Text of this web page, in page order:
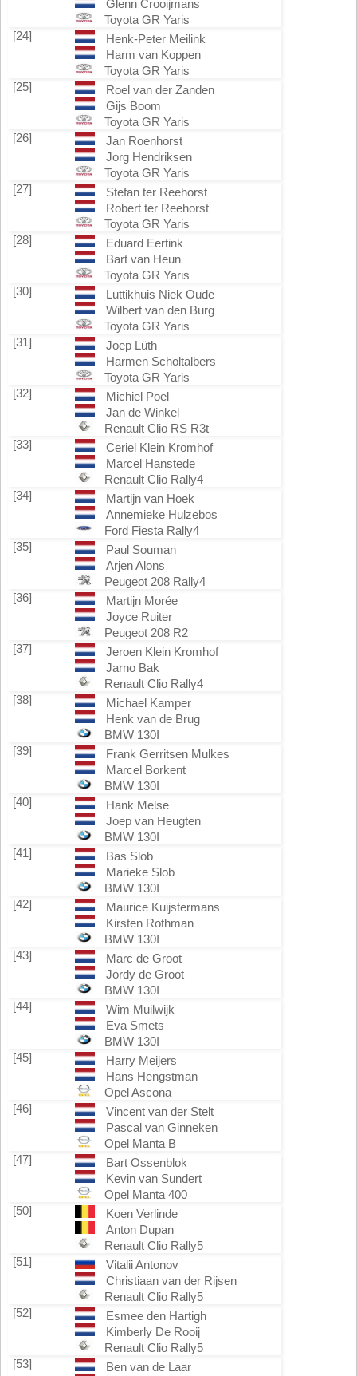
Glenn Crooijmans
Toyota GR Yaris
[24]
Henk-Peter Meilink
Harm van Koppen
Toyota GR Yaris
[25]
Roel van der Zanden
Gijs Boom
Toyota GR Yaris
[26]
Jan Roenhorst
Jorg Hendriksen
Toyota GR Yaris
[27]
Stefan ter Reehorst
Robert ter Reehorst
Toyota GR Yaris
[28]
Eduard Eertink
Bart van Heun
Toyota GR Yaris
[30]
Luttikhuis Niek Oude
Wilbert van den Burg
Toyota GR Yaris
[31]
Joep Lüth
Harmen Scholtalbers
Toyota GR Yaris
[32]
Michiel Poel
Jan de Winkel
Renault Clio RS R3t
[33]
Ceriel Klein Kromhof
Marcel Hanstede
Renault Clio Rally4
[34]
Martijn van Hoek
Annemieke Hulzebos
Ford Fiesta Rally4
[35]
Paul Souman
Arjen Alons
Peugeot 208 Rally4
[36]
Martijn Morée
Joyce Ruiter
Peugeot 208 R2
[37]
Jeroen Klein Kromhof
Jarno Bak
Renault Clio Rally4
[38]
Michael Kamper
Henk van de Brug
BMW 130I
[39]
Frank Gerritsen Mulkes
Marcel Borkent
BMW 130I
[40]
Hank Melse
Joep van Heugten
BMW 130I
[41]
Bas Slob
Marieke Slob
BMW 130I
[42]
Maurice Kuijstermans
Kirsten Rothman
BMW 130I
[43]
Marc de Groot
Jordy de Groot
BMW 130I
[44]
Wim Muilwijk
Eva Smets
BMW 130I
[45]
Harry Meijers
Hans Hengstman
Opel Ascona
[46]
Vincent van der Stelt
Pascal van Ginneken
Opel Manta B
[47]
Bart Ossenblok
Kevin van Sundert
Opel Manta 400
[50]
Koen Verlinde
Anton Dupan
Renault Clio Rally5
[51]
Vitalii Antonov
Christiaan van der Rijsen
Renault Clio Rally5
[52]
Esmee den Hartigh
Kimberly De Rooij
Renault Clio Rally5
[53]
Ben van de Laar